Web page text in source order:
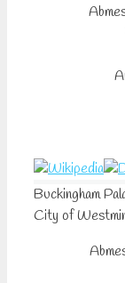
Buckingham
City of